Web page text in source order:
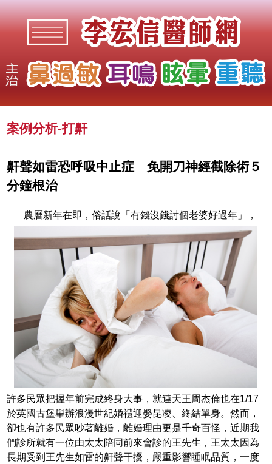
案例分析-打鼾
鼾聲如雷恐呼吸中止症 免開刀神經截除術５
分鐘根治
農曆新年在即，俗話說「有錢沒錢討個老婆好過年」，
許多民眾把握年前完成終身大事，就連天王周杰倫也在1/17
於英國古堡舉辦浪漫世紀婚禮迎娶昆凌、終結單身。然而，
卻也有許多民眾吵著離婚，離婚理由更是千奇百怪，近期我
們診所就有一位由太太陪同前來會診的王先生，王太太因為
長期受到王先生如雷的鼾聲干擾，嚴重影響睡眠品質，一度